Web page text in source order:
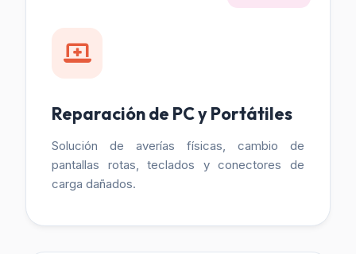
Reparación de PC y Portátiles
Solución de averías físicas, cambio de
pantallas rotas, teclados y conectores de
carga dañados.